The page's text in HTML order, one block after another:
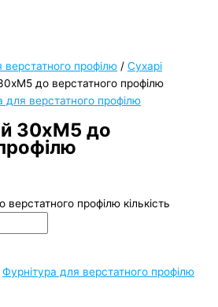
верстатного профілю / Сухарі
до верстатного профілю
для верстатного профілю
30хМ5 до
профілю кількість
Фурнітура для верстатного профілю